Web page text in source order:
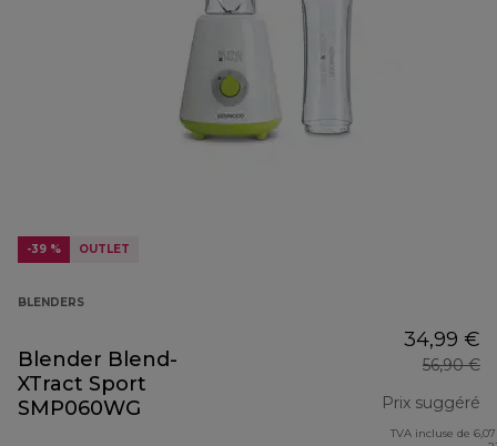
-39 % OUTLET
BLENDERS
Blender Blend-
XTract Sport
SMP060WG
34,99 €
56,90 €
Prix suggéré
TVA incluse de